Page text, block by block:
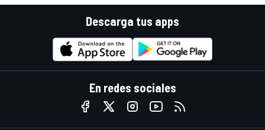
Descarga tus apps
En redes sociales